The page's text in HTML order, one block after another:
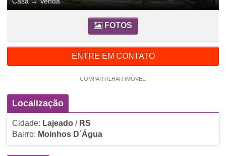
FOTOS
ENTRE EM CONTATO
COMPARTILHAR IMÓVEL:
Localização
Cidade: Lajeado/ RS
Bairro: Moinhos D´Água